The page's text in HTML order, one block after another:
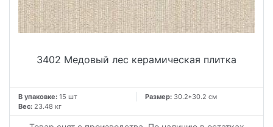
3402 Медовый лес керамическая плитка
В упаковке: 15 шт Размер: 30.2*30.2 см
Вес: 23.48 кг